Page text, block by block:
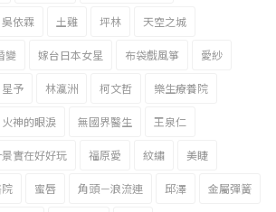
吳依霖 土雞 坪林 天空之城
變 嫁台日本女星 布袋戲風箏 愛紗
星予 林瀛洲 柯文哲 樂生療養院
火神的眼淚 無國界醫生 王泉仁
實在好好玩 福原愛 紋繡 美睫
蜜唇 角頭－浪流連 邱澤 金屬彈簧